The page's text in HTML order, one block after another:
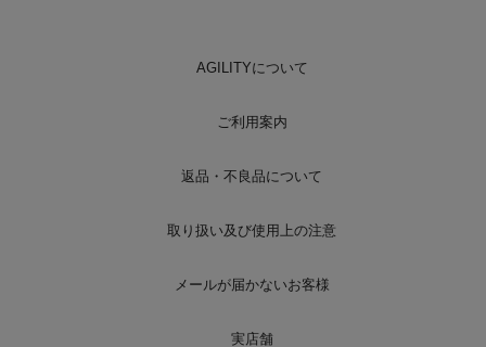
AGILITYについて
ご利用案内
返品・不良品について
取り扱い及び使用上の注意
メールが届かないお客様
実店舗